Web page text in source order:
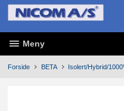
Gå
innholdet
Meny
Forside BETA Isolert/Hybrid/